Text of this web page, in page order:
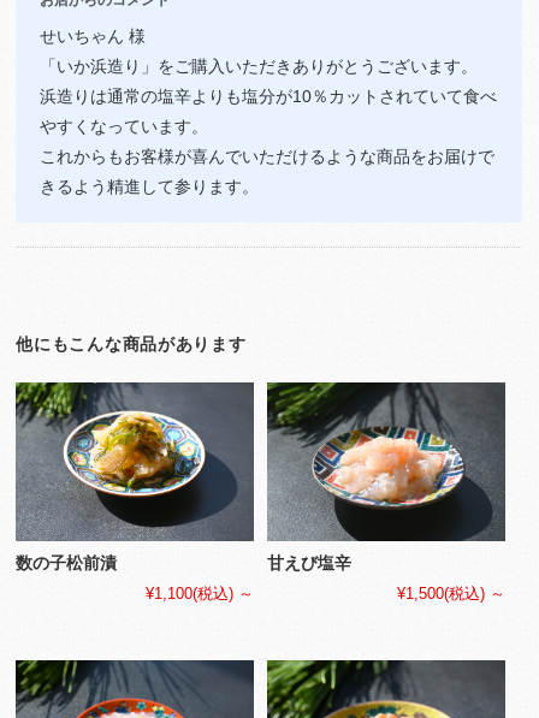
せいちゃん 様
「いか浜造り」をご購入いただきありがとうございます。
浜造りは通常の塩辛よりも塩分が10％カットされていて食べ
やすくなっています。
これからもお客様が喜んでいただけるような商品をお届けで
きるよう精進して参ります。
他にもこんな商品があります
数の子松前漬
¥1,100(税込) ～
甘えび塩辛
¥1,500(税込) ～